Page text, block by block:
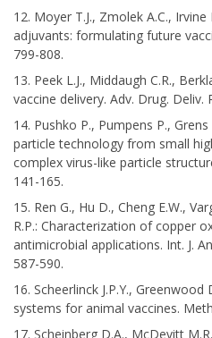
12. Moyer T.J., Zmolek A.C.,
adjuvants: formulating future
799-808.
13. Peek L.J., Middaugh C.R.,
vaccine delivery. Adv. Drug. Deliv.
14. Pushko P., Pumpens P.,
particle technology from small
complex virus-like particle
141-165.
15. Ren G., Hu D., Cheng E.W.,
R.P.: Characterization of copper
antimicrobial applications. Int. J.
587-590.
16. Scheerlinck J.P.Y.,
systems for animal vaccines.
17. Scheinberg D.A., McDevitt